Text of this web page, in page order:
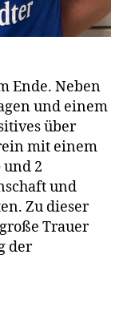
Ende. Neben
und einem
über
mit einem
2
und
Zu dieser
Trauer
der